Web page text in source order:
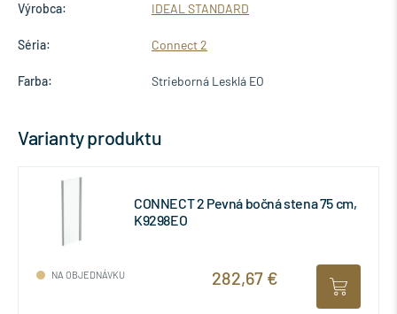
Výrobca: IDEAL STANDARD
Séria: Connect 2
Farba: Strieborná Lesklá EO
Varianty produktu
CONNECT 2 Pevná bočná stena 75 cm,
K9298EO
NA OBJEDNÁVKU 282,67 €